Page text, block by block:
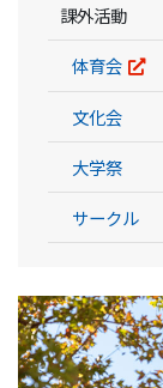
課外活動
体育会
文化会
大学祭
サークル